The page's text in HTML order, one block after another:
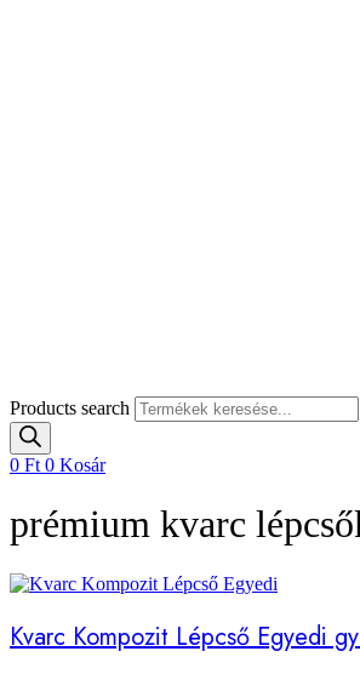
Products search
0 Ft 0 Kosár
prémium kvarc
Kvarc Kompozit Lépcső Egyedi